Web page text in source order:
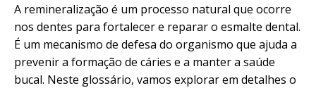
A remineralização é um processo natural que ocorre
nos dentes para fortalecer e reparar o esmalte dental.
É um mecanismo de defesa do organismo que ajuda a
prevenir a formação de cáries e a manter a saúde
bucal. Neste glossário, vamos explorar em detalhes o